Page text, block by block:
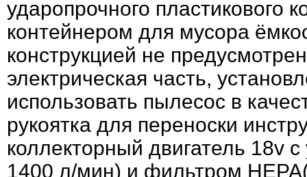
ударопрочного пластикового
контейнером для мусора
конструкцией не
электрическая часть,
использовать пылесос в
рукоятка для переноски
коллекторный двигатель 18v
1400 л/мин) и фильтром